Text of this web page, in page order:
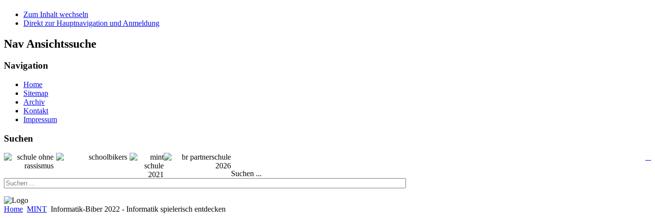
Zum Inhalt wechseln
Direkt zur Hauptnavigation und Anmeldung
Nav Ansichtssuche
Navigation
Home
Sitemap
Archiv
Kontakt
Impressum
Suchen
Suchen ...
Home MINT Informatik-Biber 2022 - Informatik spielerisch entdecken